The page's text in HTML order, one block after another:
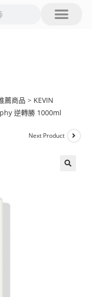
薦商品 > KEVIN
逆轉勝 1000ml
Next Product